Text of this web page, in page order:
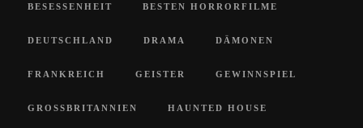
BESESSENHEIT BESTEN HORRORFILME
DEUTSCHLAND DRAMA DÄMONEN
FRANKREICH GEISTER GEWINNSPIEL
GROSSBRITANNIEN HAUNTED HOUSE